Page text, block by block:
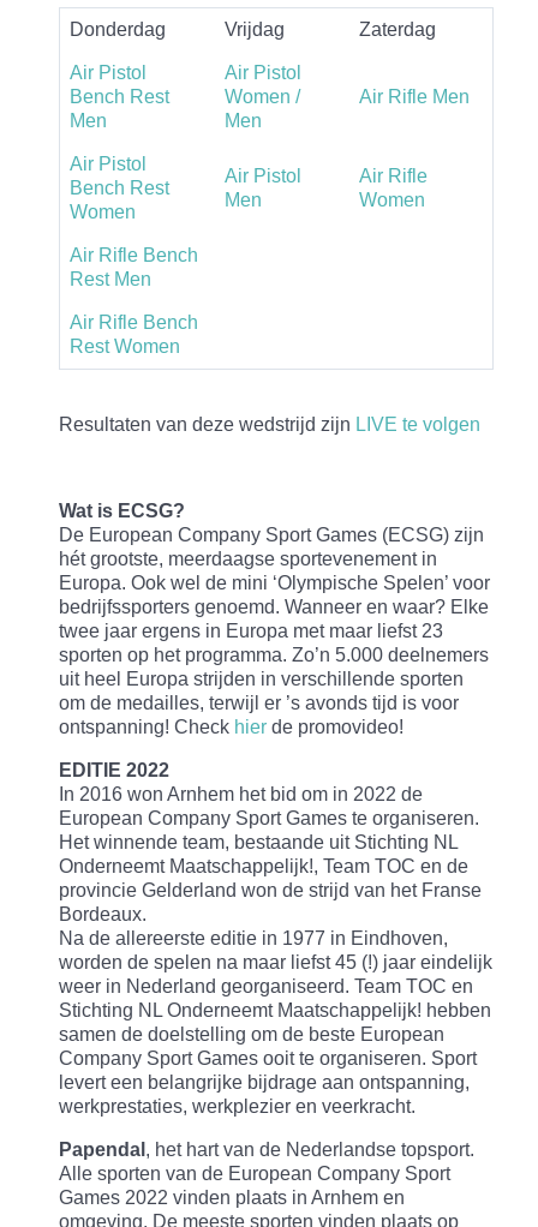
Donderdag Vrijdag Zaterdag
Air Pistol
Bench Rest
Men
Air Pistol
Women /
Men
Air Rifle Men
Air Pistol
Bench Rest
Women
Air Pistol
Men
Air Rifle
Women
Air Rifle Bench
Rest Men
Air Rifle Bench
Rest Women
Resultaten van deze wedstrijd zijn LIVE te volgen
Wat is ECSG?
De European Company Sport Games (ECSG) zijn
hét grootste, meerdaagse sportevenement in
Europa. Ook wel de mini ‘Olympische Spelen’ voor
bedrijfssporters genoemd. Wanneer en waar? Elke
twee jaar ergens in Europa met maar liefst 23
sporten op het programma. Zo’n 5.000 deelnemers
uit heel Europa strijden in verschillende sporten
om de medailles, terwijl er ’s avonds tijd is voor
ontspanning! Check hier de promovideo!
EDITIE 2022
In 2016 won Arnhem het bid om in 2022 de
European Company Sport Games te organiseren.
Het winnende team, bestaande uit Stichting NL
Onderneemt Maatschappelijk!, Team TOC en de
provincie Gelderland won de strijd van het Franse
Bordeaux.
Na de allereerste editie in 1977 in Eindhoven,
worden de spelen na maar liefst 45 (!) jaar eindelijk
weer in Nederland georganiseerd. Team TOC en
Stichting NL Onderneemt Maatschappelijk! hebben
samen de doelstelling om de beste European
Company Sport Games ooit te organiseren. Sport
levert een belangrijke bijdrage aan ontspanning,
werkprestaties, werkplezier en veerkracht.
Papendal , het hart van de Nederlandse topsport.
Alle sporten van de European Company Sport
Games 2022 vinden plaats in Arnhem en
omgeving. De meeste sporten vinden plaats op